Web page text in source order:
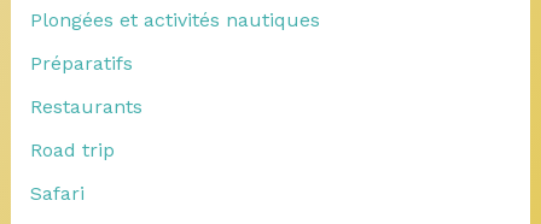
Plongées et activités nautiques
Préparatifs
Restaurants
Road trip
Safari